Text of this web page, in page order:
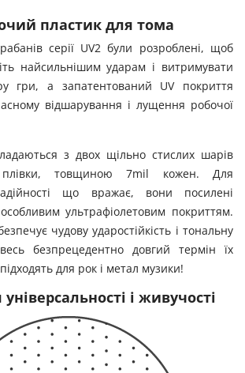
пластик для тома
серії UV2 були розроблені, щоб
найсильнішим ударам і витримувати
гри, а запатентований UV покриття
відшарування і лущення робочої
з двох щільно стислих шарів
плівки, товщиною 7mil кожен. Для
що вражає, вони посилені
ультрафіолетовим покриттям.
чудову ударостійкість і тональну
безпрецедентно довгий термін їх
для рок і метал музики!
і живучості